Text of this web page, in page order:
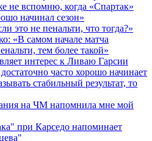
вспомню, когда «Спартак»
начинал сезон»
это не пенальти, что тогда?»
«В самом начале матча
тем более такой»
интерес к Ливаю Гарсии
часто хорошо начинает
стабильный результат, то
на ЧМ напомнила мне мой
при Карседо напоминает